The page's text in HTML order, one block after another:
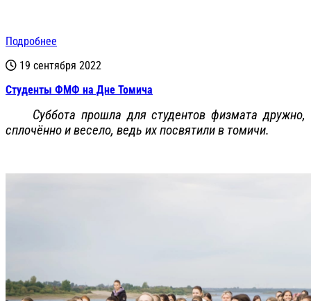
Подробнее
19 сентября 2022
Студенты ФМФ на Дне Томича
Суббота прошла для студентов физмата дружно,
сплочённо и весело, ведь их посвятили в томичи.